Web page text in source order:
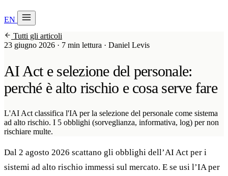
EN
Soraia
Chi siamo
Check-up IA
Associati a
Tutti gli articoli
23 giugno 2026 · 7 min lettura · Daniel Levis
AI Act e selezione del personale:
perché è alto rischio e cosa serve fare
L'AI Act classifica l'IA per la selezione del personale come sistema
ad alto rischio. I 5 obblighi (sorveglianza, informativa, log) per non
rischiare multe.
Dal 2 agosto 2026 scattano gli obblighi dell’AI Act per i
sistemi ad alto rischio immessi sul mercato. E se usi l’IA per